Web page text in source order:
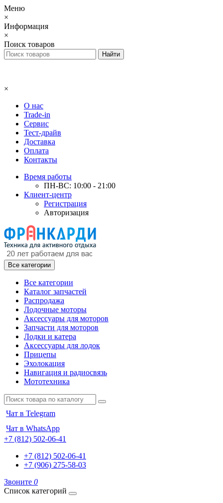
Меню
×
Информация
×
Поиск товаров
×
О нас
Trade-in
Сервис
Тест-драйв
Доставка
Оплата
Контакты
Время работы
ПН-ВС: 10:00 - 21:00
Клиент-центр
Регистрация
Авторизация
Все категории
Все категории
Каталог запчастей
Распродажа
Лодочные моторы
Аксессуары для моторов
Запчасти для моторов
Лодки и катера
Аксессуары для лодок
Прицепы
Эхолокация
Навигация и радиосвязь
Мототехника
Чат в Telegram
Чат в WhatsApp
+7 (812) 502-06-41
+7 (812) 502-06-41
+7 (906) 275-58-03
Звоните 0
Список категорий